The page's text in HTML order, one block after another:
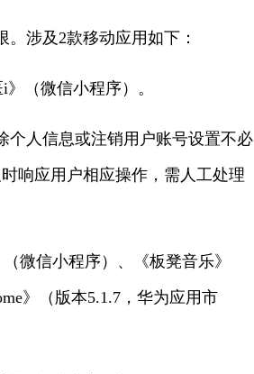
涉及2款移动应用如下：
（微信小程序）。
个人信息或注销用户账号设置不必
响应用户相应操作，需人工处理
微信小程序）、《板凳音乐》
》（版本5.1.7，华为应用市